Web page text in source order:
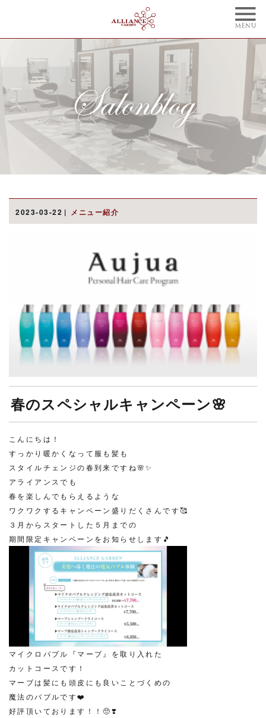
トップ
CONCEPT
コンセプト
NAIL
ネイル
BLOG
ブログ
STYLE
スタイル
STAFF
スタッフ
メニュー
WEBCOUPON
ウェブクーポン
リクルート
2023-03-22 メニュー紹介
春のスペシャルキャンペーン🌸
こんにちは！
すっかり暖かくなって服も髪も
スタイルチェンジの春到来ですね🌸✨
アライアンスでも
春を楽しんでもらえるような
ワクワクするキャンペーン盛りだくさんです🥰
３月からスタートした５月までの
期間限定キャンペーンをお知らせします🎵
マイクロバブル『マーブ』を取り入れた
カットコースです！
マーブは髪にも頭皮にも良いことづくめの
魔法のバブルです❤️
好評頂いております！！🥺❣️